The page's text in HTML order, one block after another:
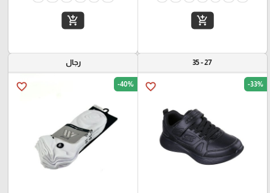
add_shopping_cart
add_shopping_cart
27 - 35
favorite_border -33%
رجال
favorite_border -40%